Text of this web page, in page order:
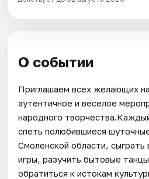
О событии
Приглашаем всех желающих
аутентичное и веселое
народного
спеть полюбившиеся
Смоленской области, сыграть
игры, разучить бытовые
обратиться к истокам